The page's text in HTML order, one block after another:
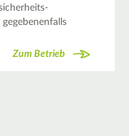
Zum Betrieb